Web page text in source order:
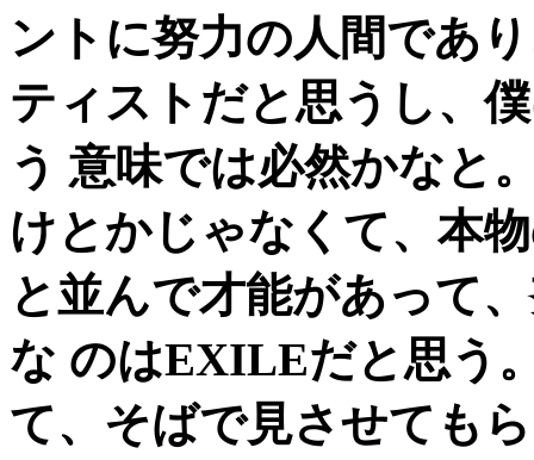
ントに努力の人間であ
ティストだと思うし、
う 意味では必然かなと
けとかじゃなくて、本
と並んで才能があって
な のはEXILEだと思う
て、そばで見させても